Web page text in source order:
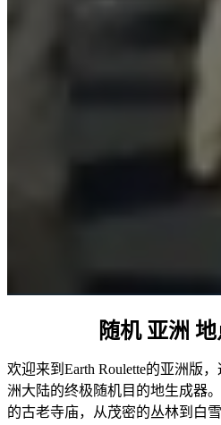
随机 亚洲
欢迎来到Earth Roulette的亚洲版
洲大陆的终极随机目的地生成器
的古老寺庙，从茂密的丛林到白